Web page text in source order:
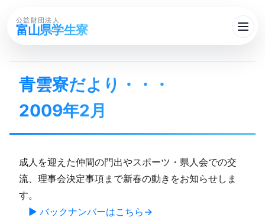
公益財団法人
富山県学生寮
青雲寮だより・・・​
2009年2月
成人を迎えた仲間の門出やスポーツ・県人会での交
流、理事会決定事項まで新春の動きをお知らせしま
す。
▶ バックナンバーはこちら